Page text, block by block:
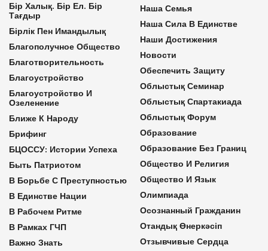
Бір Халық. Бір Ел. Бір
Тағдыр
Бірлік Пен Имандылық
Благополучное Общество
Благотворительность
Благоустройство
Благоустройство И
Озеленение
Ближе К Народу
Брифинг
БЦОССУ: Истории Успеха
Быть Патриотом
В Борьбе С Преступностью
В Единстве Нации
В Рабочем Ритме
В Рамках ГЧП
Важно Знать
Наша Семья
Наша Сила В Единстве
Наши Достижения
Новости
Обеспечить Защиту
Облыстық Семинар
Облыстық Спартакиада
Облыстық Форум
Образование
Образование Без Границ
Общество И Религия
Общество И Язык
Олимпиада
Осознанный Гражданин
Отандық Өнеркәсіп
Отзывчивые Сердца